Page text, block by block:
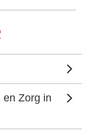
en Zorg in